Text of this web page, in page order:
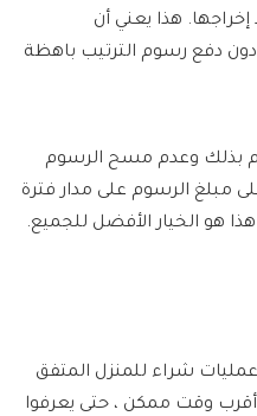
هذا يعني أن
دفع رسوم الترتيب باهظة
بذلك وعدم مسح الرسوم
مبلغ الرسوم على مدار فترة
هو الخيار الأفضل للجميع.
شراء للمنزل المتفق
أقرب وقت ممكن ، حتى يعرفوا